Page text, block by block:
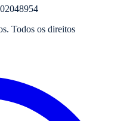
. Todos os direitos